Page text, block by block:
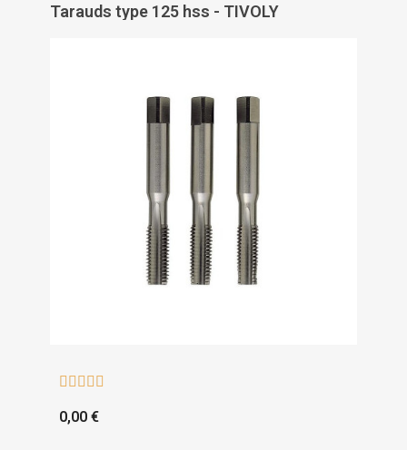
Tarauds type 125 hss - TIVOLY
    
0,00 €